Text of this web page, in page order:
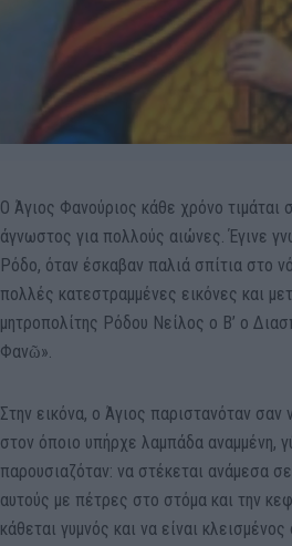
Ο Άγιος Φανούριος κάθε χρόνο
άγνωστος για πολλούς αιώνες. Έγινε
Ρόδο, όταν έσκαβαν παλιά σπίτια στο
πολλές κατεστραμμένες εικόνες και
μητροπολίτης Ρόδου Νείλος ο Β’ ο
Φανῶ».
Στην εικόνα, ο Άγιος παριστανόταν
στον όποιο υπήρχε λαμπάδα αναμμένη,
παρουσιαζόταν: να στέκεται ανάμεσα
αυτούς με πέτρες στο στόμα και την
κάθεται γυμνός και να είναι